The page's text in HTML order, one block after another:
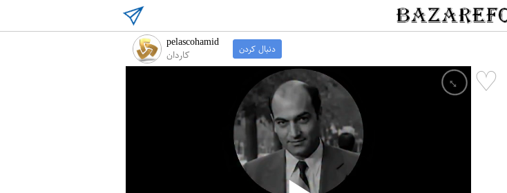
pelascohamid
کاردان دنبال کردن
↔ ♡